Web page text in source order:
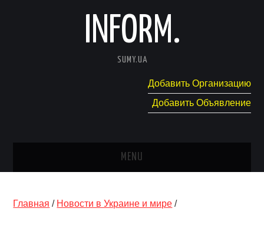
INFORM.
SUMY.UA
Добавить Организацию
Добавить Объявление
MENU
Главная / Новости в Украине и мире /